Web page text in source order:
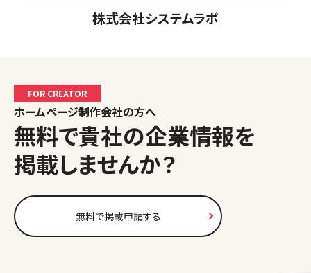
株式会社システムラボ
FOR CREATOR
ホームページ制作会社の方へ
無料で貴社の企業情報を
掲載しませんか？
無料で掲載申請する